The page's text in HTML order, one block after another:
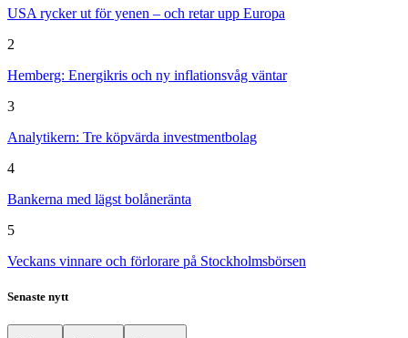
USA rycker ut för yenen – och retar upp Europa
2
Hemberg: Energikris och ny inflationsvåg väntar
3
Analytikern: Tre köpvärda investmentbolag
4
Bankerna med lägst bolåneränta
5
Veckans vinnare och förlorare på Stockholmsbörsen
Senaste nytt